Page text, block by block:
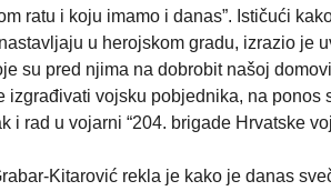
ratu i koju imamo i danas”. Ističući
u herojskom gradu, izrazio je
su pred njima na dobrobit našoj
vojsku pobjednika, na ponos
rad u vojarni “204. brigade Hrvatske
Kitarović rekla je kako je danas